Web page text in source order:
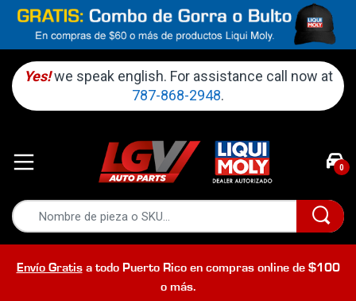
Yes! we speak english. For assistance call now at
787-868-2948.
0
Envío Gratisa todo Puerto Rico en compras online de $100
o más.